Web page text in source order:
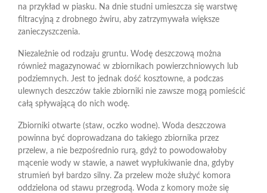
na przykład w piasku. Na dnie studni umieszcza się warstwę
filtracyjną z drobnego żwiru, aby zatrzymywała większe
zanieczyszczenia.
Niezależnie od rodzaju gruntu. Wodę deszczową można
również magazynować w zbiornikach powierzchniowych lub
podziemnych. Jest to jednak dość kosztowne, a podczas
ulewnych deszczów takie zbiorniki nie zawsze mogą pomieścić
całą spływającą do nich wodę.
Zbiorniki otwarte (staw, oczko wodne). Woda deszczowa
powinna być doprowadzana do takiego zbiornika przez
przelew, a nie bezpośrednio rurą, gdyż to powodowałoby
mącenie wody w stawie, a nawet wypłukiwanie dna, gdyby
strumień był bardzo silny. Za przelew może służyć komora
oddzielona od stawu przegrodą. Woda z komory może się